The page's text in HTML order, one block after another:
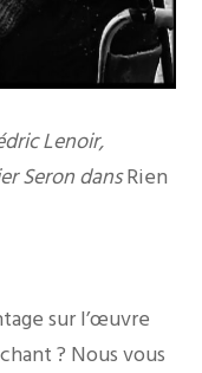
Lenoir,
Seron dansRien
sur l’œuvre
? Nous vous